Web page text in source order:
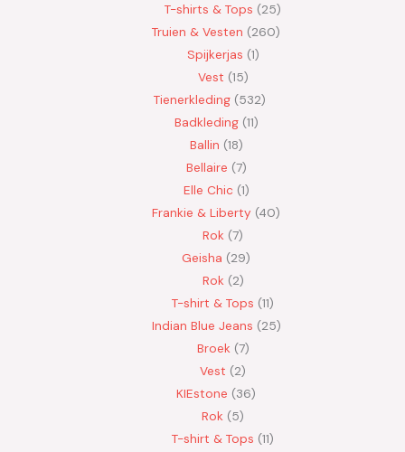
T-shirts & Tops
25
Truien & Vesten
260
Spijkerjas 1
Vest 15
Tienerkleding 532
Badkleding 11
Ballin 18
Bellaire 7
Elle Chic 1
Frankie & Liberty 40
Rok 7
Geisha
29
Rok 2
T-shirt & Tops 11
Indian Blue Jeans 25
Broek 7
Vest
2
KIEstone
36
Rok 5
T-shirt & Tops 11